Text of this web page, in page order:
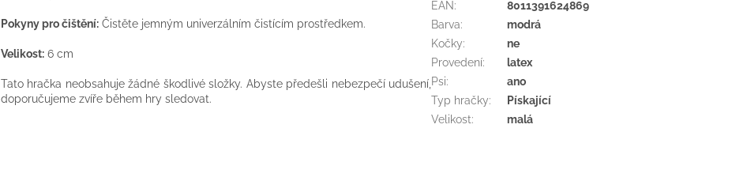
Pokyny pro čištění: Čistěte jemným univerzálním čistícím prostředkem.
Velikost: 6 cm
Tato hračka neobsahuje žádné škodlivé složky. Abyste předešli nebezpečí udušení,
doporučujeme zvíře během hry sledovat.
EAN:
8011391624869
Barva:
modrá
Kočky:
ne
Provedení:
latex
Psi:
ano
Typ hračky:
Pískající
Velikost: malá